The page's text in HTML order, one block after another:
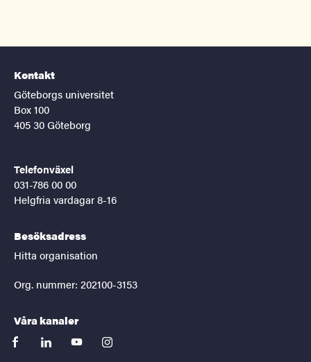
Kontakt
Göteborgs universitet
Box 100
405 30 Göteborg
Telefonväxel
031-786 00 00
Helgfria vardagar 8-16
Besöksadress
Hitta organisation
Org. nummer: 202100-3153
Våra kanaler
facebooklinkedinyoutubeinstagram